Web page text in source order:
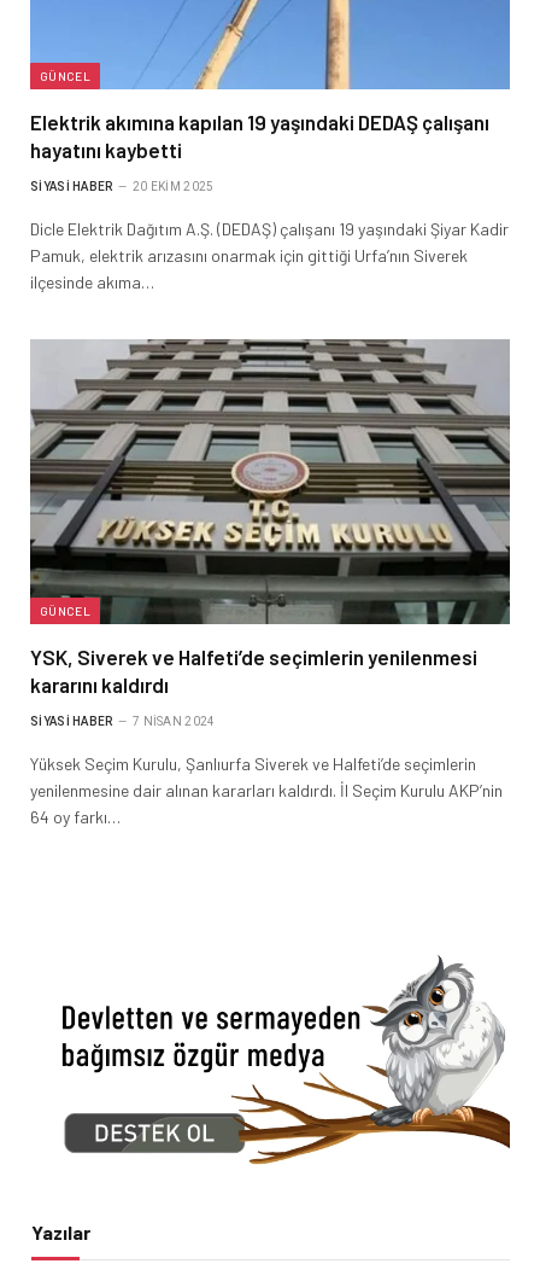
GÜNCEL
Elektrik akımına kapılan 19 yaşındaki DEDAŞ çalışanı
hayatını kaybetti
SIYASI HABER 20 EKIM 2025
Dicle Elektrik Dağıtım A.Ş. (DEDAŞ) çalışanı 19 yaşındaki Şiyar Kadir
Pamuk, elektrik arızasını onarmak için gittiği Urfa’nın Siverek
ilçesinde akıma…
GÜNCEL
YSK, Siverek ve Halfeti’de seçimlerin yenilenmesi
kararını kaldırdı
SIYASI HABER 7 NISAN 2024
Yüksek Seçim Kurulu, Şanlıurfa Siverek ve Halfeti’de seçimlerin
yenilenmesine dair alınan kararları kaldırdı. İl Seçim Kurulu AKP’nin
64 oy farkı…
Yazılar